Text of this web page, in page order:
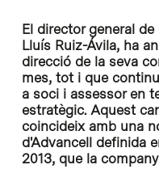
El director general
Lluís Ruiz-Ávila, ha
direcció de la seva
mes, tot i que
a soci i assessor en
estratègic. Aquest
coincideix amb una
d'Advancell definida
2013, que la